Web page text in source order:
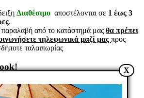
Διαθέσιμο αποστέλονται σε 1 έως 3
.
παραλαβή από το κατάστημά μας θα πρέπει
τηλεφωνικά μαζί μας προς
ταλαιπωρίας
X